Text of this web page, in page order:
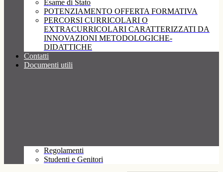
Esame di Stato
POTENZIAMENTO OFFERTA FORMATIVA
PERCORSI CURRICOLARI O
EXTRACURRICOLARI CARATTERIZZATI DA
INNOVAZIONI METODOLOGICHE-
DIDATTICHE
Contatti
Documenti utili
Regolamenti
Studenti e Genitori